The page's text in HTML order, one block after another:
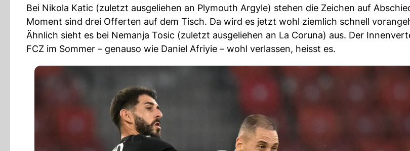
Bei Nikola Katic (zuletzt ausgeliehen an Plymouth Argyle) stehen die Zeichen auf
Moment sind drei Offerten auf dem Tisch. Da wird es jetzt wohl ziemlich schnell
Ähnlich sieht es bei Nemanja Tosic (zuletzt ausgeliehen an La Coruna) aus. Der
FCZ im Sommer – genauso wie Daniel Afriyie – wohl verlassen, heisst es.